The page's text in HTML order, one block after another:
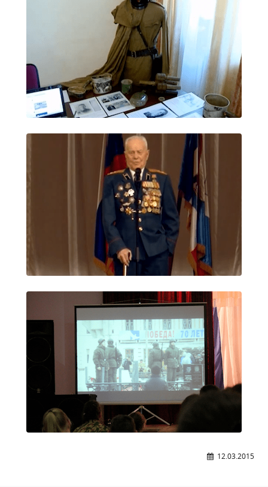
МЕТОДИЧЕСКАЯ РАБОТА
В помощь педагогам и мастерам ПО
ПРОЧЕЕ
История нашего техникума
Фотографии техникума
ПОЛЕЗНЫЕ ССЫЛКИ
Министерство науки и высшего образования
Главное управление по контролю за оборотом
Общероссийская база вакансий "Работа в
Сбербанк Онлайн - оплачивайте
образовательные услуги
12.03.2015